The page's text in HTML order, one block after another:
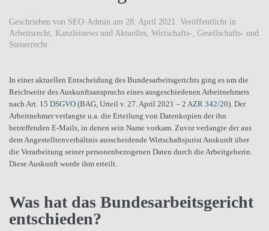
Geschrieben von SEO-Admin am 28. April 2021. Veröffentlicht in
Arbeitsrecht, Kanzleinews und Aktuelles, Wirtschafts-, Gesellschafts- und
Steuerrecht.
In einer aktuellen Entscheidung des Bundesarbeitsgerichts ging es um die
Reichweite des Auskunftsanspruchs eines ausgeschiedenen Arbeitnehmers
nach Art. 15 DSGVO (BAG, Urteil v. 27. April 2021 – 2 AZR 342/20). Der
Arbeitnehmer verlangte u.a. die Erteilung von Datenkopien der ihn
betreffenden E-Mails, in denen sein Name vorkam. Zuvor verlangte der aus
dem Angestelltenverhältnis ausscheidende Wirtschaftsjurist Auskunft über
die Verarbeitung seiner personenbezogenen Daten durch die Arbeitgeberin.
Diese Auskunft wurde ihm erteilt.
Was hat das Bundesarbeitsgericht
entschieden?